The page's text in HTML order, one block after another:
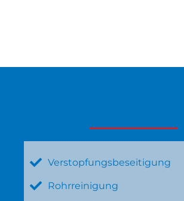
Verstopfungsbeseitigung
Rohrreinigung